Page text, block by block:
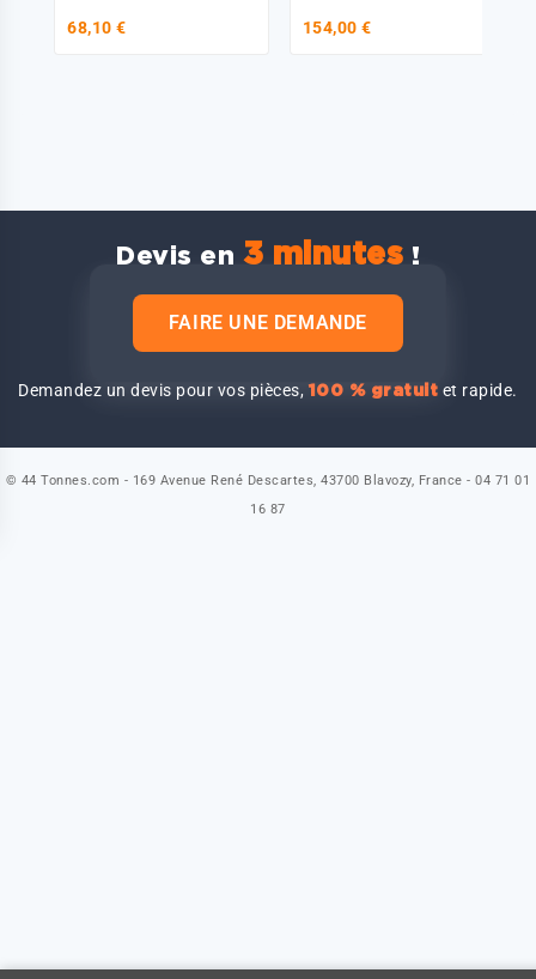
68,10 € 154,00 €
Devis en 3 minutes !
FAIRE UNE DEMANDE
Demandez un devis pour vos pièces,100 % gratuit et rapide.
© 44 Tonnes.com - 169 Avenue René Descartes, 43700 Blavozy, France - 04 71 01
16 87